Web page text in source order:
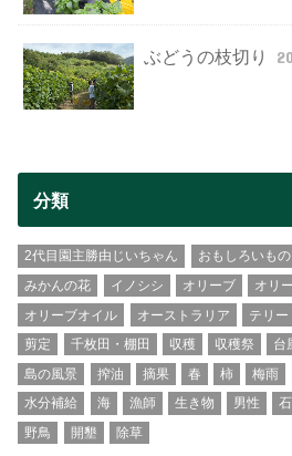
ぶどうの枝切り
分類
2代目園主勝由じいちゃん おもしろいもの
みかんの花
イノシシ オリーブ オリ
オリーブオイル
オーストラリア テリー
剪定
千枚田・棚田 収穫 収穫祭 台
島の風景
搾油 摘果 春 柿 梅雨
水分補給
海 漁師 生き物 男性
野鳥
開墾 除草